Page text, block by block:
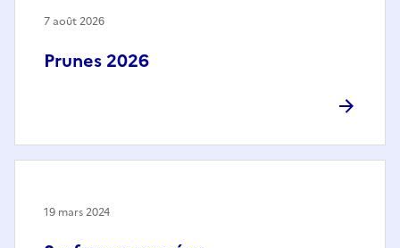
Prunes 2026
7 août 2026
19 mars 2024